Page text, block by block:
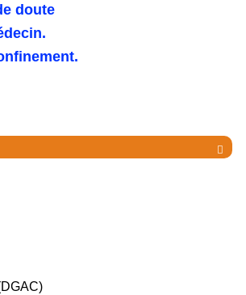
doute
